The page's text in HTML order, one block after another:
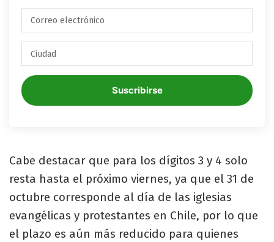
Suscribirse
Cabe destacar que para los dígitos 3 y 4 solo
resta hasta el próximo viernes, ya que el 31 de
octubre corresponde al día de las iglesias
evangélicas y protestantes en Chile, por lo que
el plazo es aún más reducido para quienes